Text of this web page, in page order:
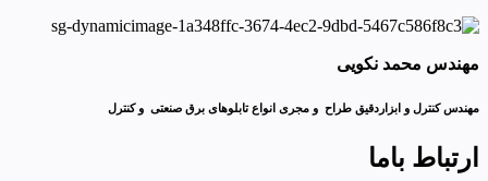
مهندس محمد نکویی
مهندس کنترل و ابزاردقیق طراح و مجری انواع تابلوهای برق صنعتی و کنترل
ارتباط باما